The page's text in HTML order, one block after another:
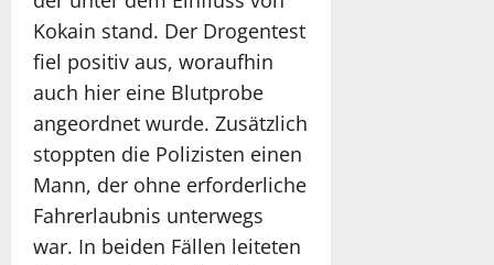
Kokain stand. Der Drogentest
fiel positiv aus, woraufhin
auch hier eine Blutprobe
angeordnet wurde. Zusätzlich
stoppten die Polizisten einen
Mann, der ohne erforderliche
Fahrerlaubnis unterwegs
war. In beiden Fällen leiteten